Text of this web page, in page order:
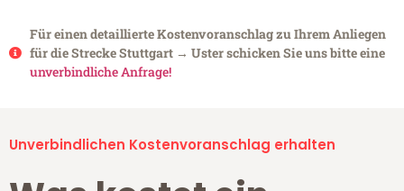
Für einen detaillierte Kostenvoranschlag zu Ihrem Anliegen
für die Strecke Stuttgart → Uster schicken Sie uns bitte eine
unverbindliche Anfrage!
Unverbindlichen Kostenvoranschlag erhalten